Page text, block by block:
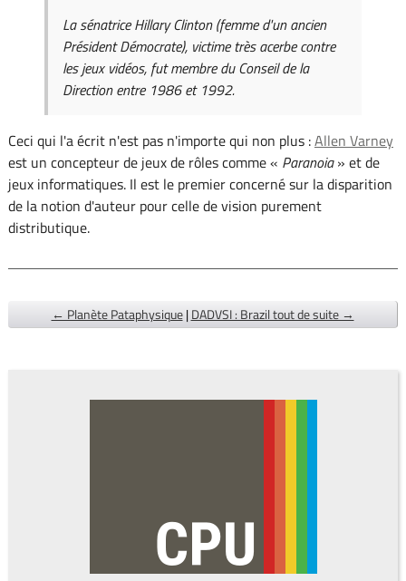
La sénatrice Hillary Clinton (femme d'un ancien
Président Démocrate), victime très acerbe contre
les jeux vidéos, fut membre du Conseil de la
Direction entre 1986 et 1992.
Ceci qui l'a écrit n'est pas n'importe qui non plus :Allen Varney
est un concepteur de jeux de rôles comme « Paranoia» et de
jeux informatiques. Il est le premier concerné sur la disparition
de la notion d'auteur pour celle de vision purement
distributique.
← Planète Pataphysique | DADVSI : Brazil tout de suite →